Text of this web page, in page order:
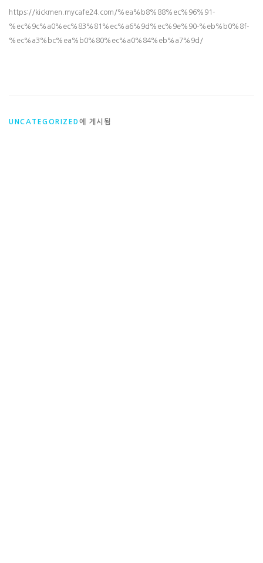
https://kickmen.mycafe24.com/%ea%b8%88%ec%96%91-
%ec%9c%a0%ec%83%81%ec%a6%9d%ec%9e%90-%eb%b0%8f-
%ec%a3%bc%ea%b0%80%ec%a0%84%eb%a7%9d/
UNCATEGORIZED 에 게시됨